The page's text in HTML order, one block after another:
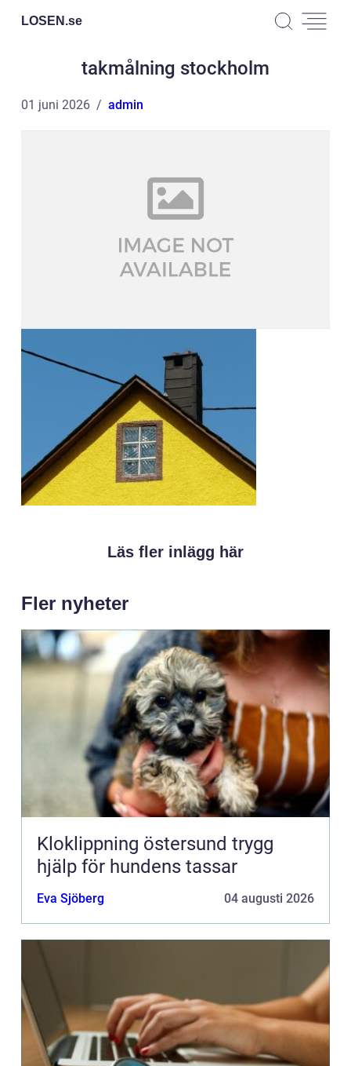
LOSEN.se
takmålning stockholm
01 juni 2026 admin
Läs fler inlägg här
Fler nyheter
Kloklippning östersund trygg
hjälp för hundens tassar
Eva Sjöberg 04 augusti 2026